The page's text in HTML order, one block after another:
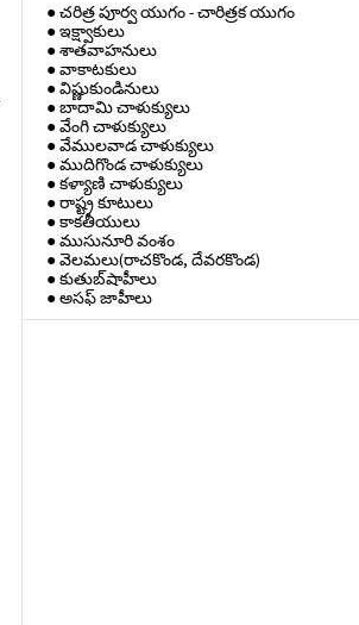
● చరిత్ర పూర్వ యుగం - చారిత్రక యుగం
● ఇక్ష్వాకులు
● శాతవాహనులు
● వాకాటకులు
● విష్ణుకుండినులు
● బాదామి చాళుక్యులు
● వేంగి చాళుక్యులు
● వేములవాడ చాళుక్యులు
● ముదిగొండ చాళుక్యులు
● కళ్యాణి చాళుక్యులు
● రాష్ట్ర కూటులు
● కాకతీయులు
● ముసునూరి వంశం
● వెలమలు(రాచకొండ, దేవరకొండ)
● కుతుబ్‌షాహీలు
● అసఫ్ జాహీలు